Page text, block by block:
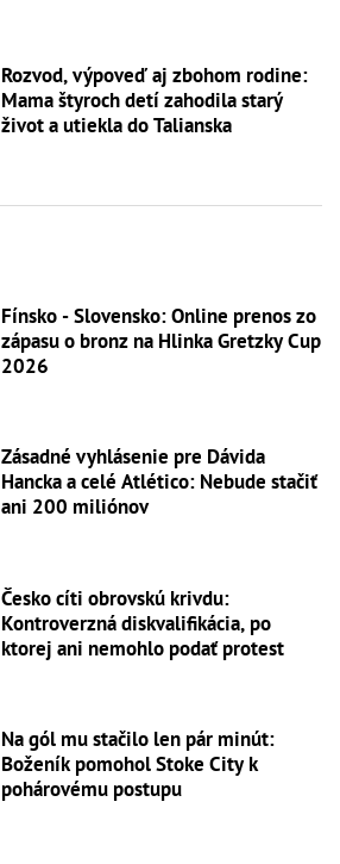
Rozvod, výpoveď aj zbohom rodine:
Mama štyroch detí zahodila starý
život a utiekla do Talianska
Fínsko - Slovensko: Online prenos zo
zápasu o bronz na Hlinka Gretzky Cup
2026
Zásadné vyhlásenie pre Dávida
Hancka a celé Atlético: Nebude stačiť
ani 200 miliónov
Česko cíti obrovskú krivdu:
Kontroverzná diskvalifikácia, po
ktorej ani nemohlo podať protest
Na gól mu stačilo len pár minút:
Boženík pomohol Stoke City k
pohárovému postupu